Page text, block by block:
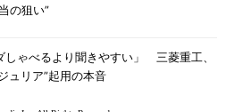
の狙い”
しゃべるより聞きやすい」 三菱重工、
ュリア”起用の本音